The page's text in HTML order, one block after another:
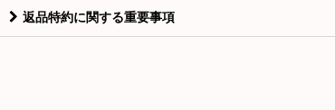
返品特約に関する重要事項